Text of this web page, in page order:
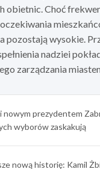
obietnic. Choć
pozostają wysokie.
nadziei
zarządzania
nowym prezydentem
wyborów zaskakują
nową historię: Kamil